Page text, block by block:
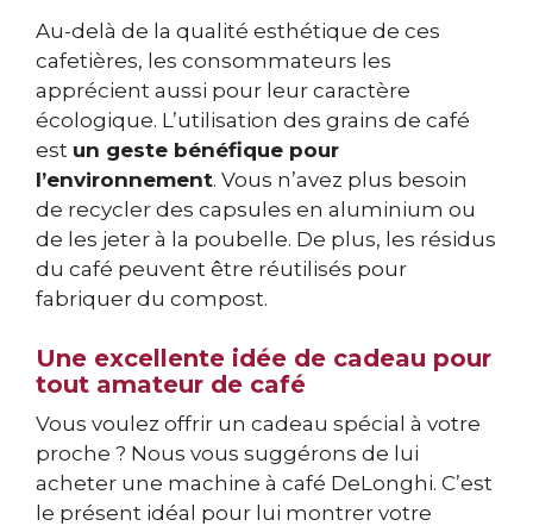
Au-delà de la qualité esthétique de ces
cafetières, les consommateurs les
apprécient aussi pour leur caractère
écologique. L’utilisation des grains de café
est un geste bénéfique pour
l’environnement. Vous n’avez plus besoin
de recycler des capsules en aluminium ou
de les jeter à la poubelle. De plus, les résidus
du café peuvent être réutilisés pour
fabriquer du compost.
Une excellente idée de cadeau pour
tout amateur de café
Vous voulez offrir un cadeau spécial à votre
proche ? Nous vous suggérons de lui
acheter une machine à café DeLonghi. C’est
le présent idéal pour lui montrer votre